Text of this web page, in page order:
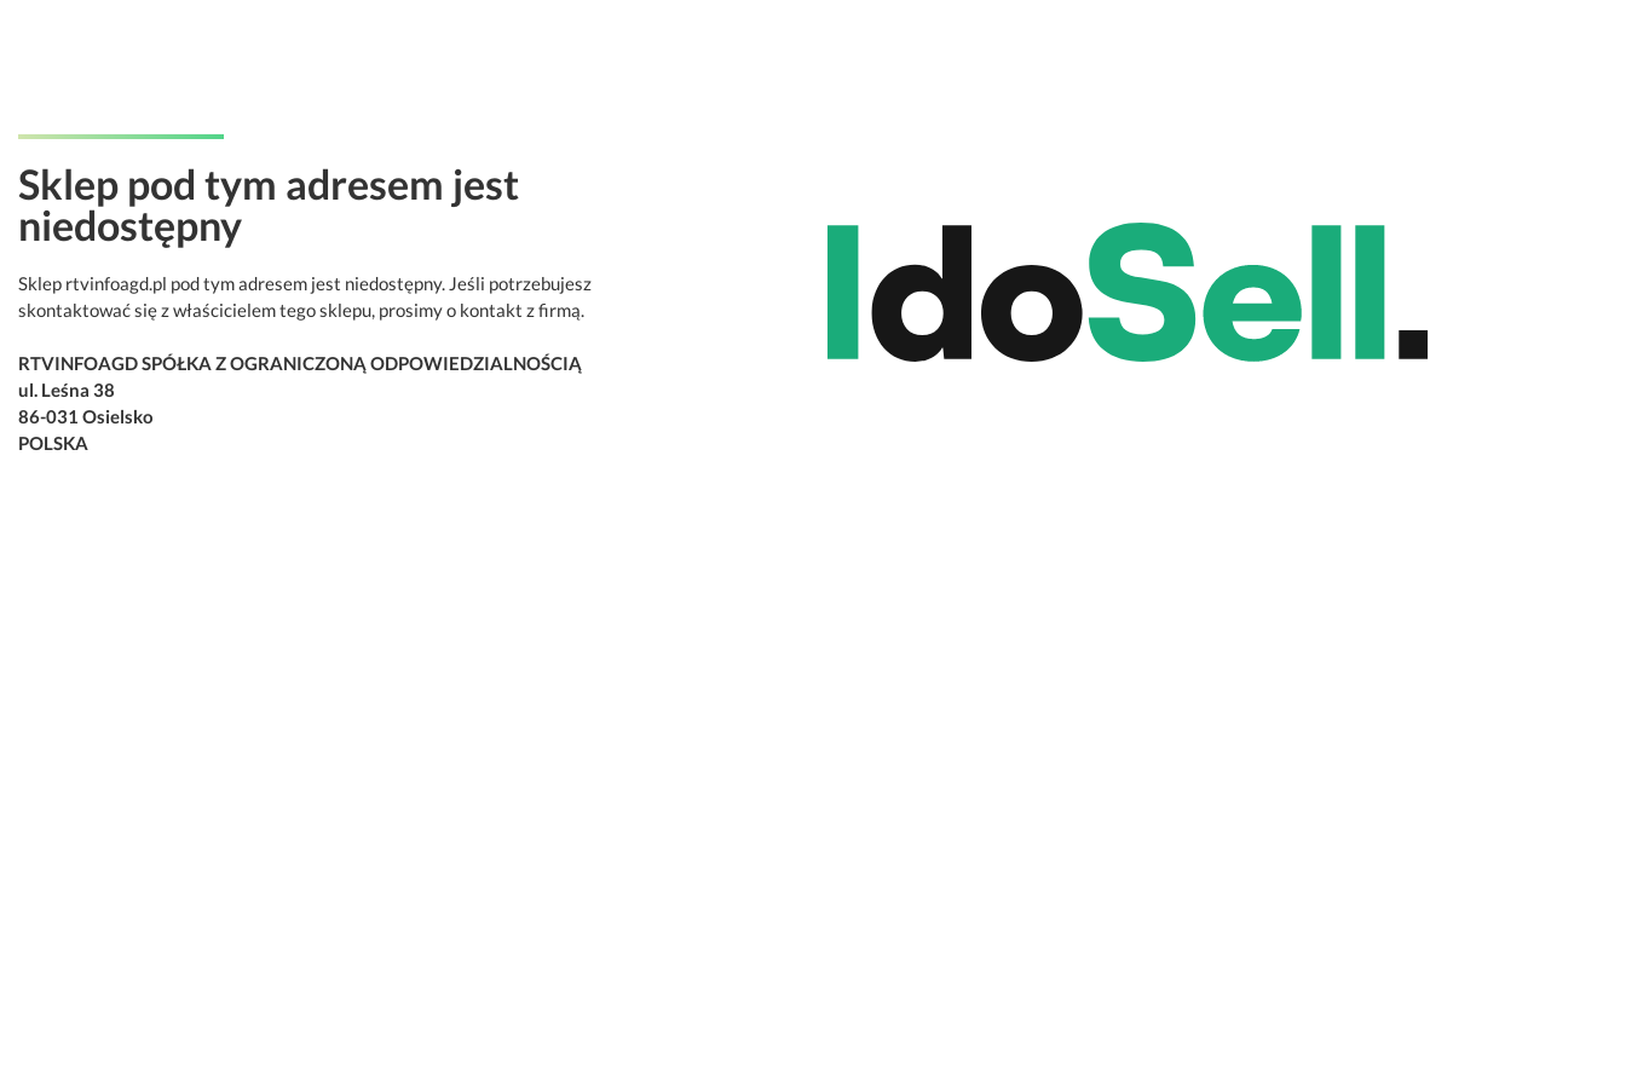
Sklep pod tym adresem jest
niedostępny
Sklep rtvinfoagd.pl pod tym adresem jest niedostępny. Jeśli potrzebujesz
skontaktować się z właścicielem tego sklepu, prosimy o kontakt z firmą.
RTVINFOAGD SPÓŁKA Z OGRANICZONĄ ODPOWIEDZIALNOŚCIĄ
ul. Leśna 38
86-031 Osielsko
POLSKA